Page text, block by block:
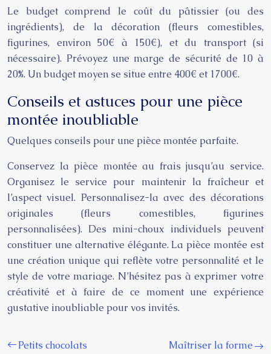
Le budget comprend le coût du pâtissier (ou des
ingrédients), de la décoration (fleurs comestibles,
figurines, environ 50€ à 150€), et du transport (si
nécessaire). Prévoyez une marge de sécurité de 10 à
20%. Un budget moyen se situe entre 400€ et 1700€.
Conseils et astuces pour une pièce
montée inoubliable
Quelques conseils pour une pièce montée parfaite.
Conservez la pièce montée au frais jusqu’au service.
Organisez le service pour maintenir la fraîcheur et
l’aspect visuel. Personnalisez-la avec des décorations
originales (fleurs comestibles, figurines
personnalisées). Des mini-choux individuels peuvent
constituer une alternative élégante. La pièce montée est
une création unique qui reflète votre personnalité et le
style de votre mariage. N’hésitez pas à exprimer votre
créativité et à faire de ce moment une expérience
gustative inoubliable pour vos invités.
Petits chocolats
Maîtriser la forme